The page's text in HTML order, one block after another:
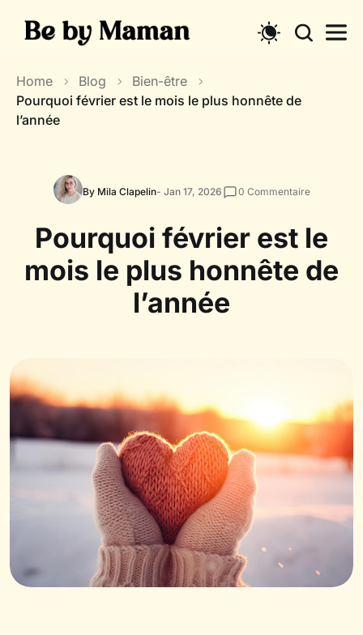
Home Blog
Bien-être
Pourquoi février est le mois le plus honnête de
l’année
By Mila Clapelin- Jan 17, 2026 0 Commentaire
Pourquoi février est le
mois le plus honnête de
l’année